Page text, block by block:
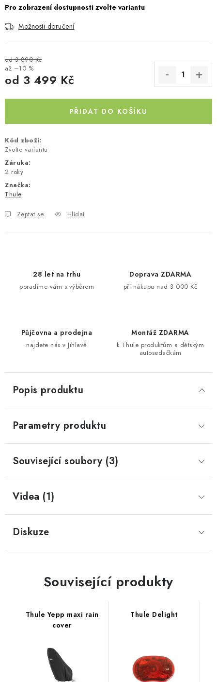
Obchodní podmínky
Možnosti doručení
od 3 890 Kč
až –10 %
od 3 499 Kč
PŘIDAT DO KOŠÍKU
Kód zboží:
Zvolte variantu
Záruka:
2 roky
Značka:
Thule
Zeptat se Hlídat
28 let na trhu
poradíme vám s výběrem
Doprava ZDARMA
při nákupu nad 3 000 Kč
Půjčovna a prodejna
najdete nás v Jihlavě
Montáž ZDARMA
k Thule produktům a dětským
autosedačkám
Popis produktu
Parametry produktu
Související soubory (3)
Videa (1)
Diskuze
Související produkty
Thule Yepp maxi rain
cover
Thule Delight